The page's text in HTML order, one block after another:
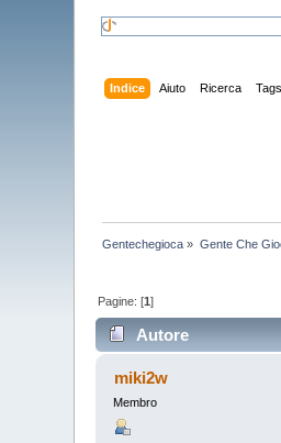
Indice Aiuto Ricerca Tags
Gentechegioca » Gente Che
Pagine: [1]
Autore
miki2w
Membro